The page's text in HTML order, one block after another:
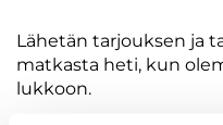
Lähetän tarjouksen ja
matkasta heti, kun
lukkoon.